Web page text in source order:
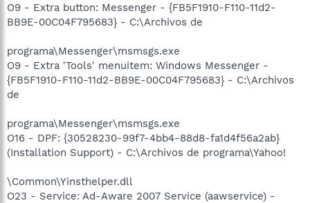
O9 - Extra button: Messenger - {FB5F1910-F110-11d2-
BB9E-00C04F795683} - C:\Archivos de
programa\Messenger\msmsgs.exe
O9 - Extra 'Tools' menuitem: Windows Messenger -
{FB5F1910-F110-11d2-BB9E-00C04F795683} - C:\Archivos
de
programa\Messenger\msmsgs.exe
O16 - DPF: {30528230-99f7-4bb4-88d8-fa1d4f56a2ab}
(Installation Support) - C:\Archivos de programa\Yahoo!
\Common\Yinsthelper.dll
O23 - Service: Ad-Aware 2007 Service (aawservice) -